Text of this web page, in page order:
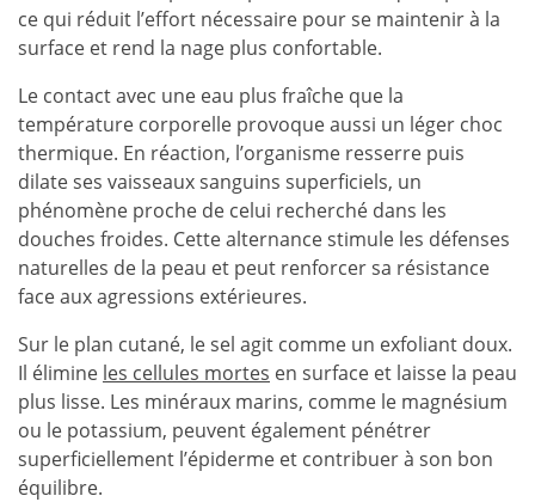
ce qui réduit l’effort nécessaire pour se maintenir à la
surface et rend la nage plus confortable.
Le contact avec une eau plus fraîche que la
température corporelle provoque aussi un léger choc
thermique. En réaction, l’organisme resserre puis
dilate ses vaisseaux sanguins superficiels, un
phénomène proche de celui recherché dans les
douches froides. Cette alternance stimule les défenses
naturelles de la peau et peut renforcer sa résistance
face aux agressions extérieures.
Sur le plan cutané, le sel agit comme un exfoliant doux.
Il élimine les cellules mortes en surface et laisse la peau
plus lisse. Les minéraux marins, comme le magnésium
ou le potassium, peuvent également pénétrer
superficiellement l’épiderme et contribuer à son bon
équilibre.